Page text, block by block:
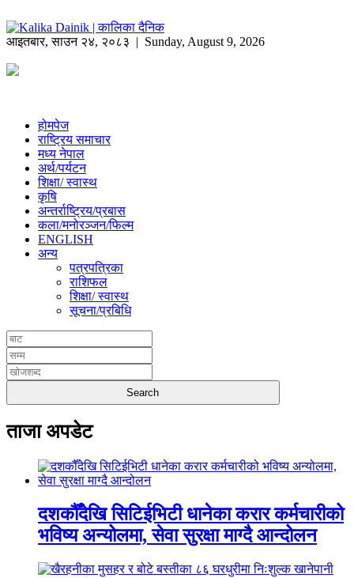
आइतबार,साउन २४, २०८३ | Sunday, August 9, 2026
होमपेज
राष्ट्रिय समाचार
मध्य नेपाल
अर्थ/पर्यटन
शिक्षा/ स्वास्थ
कृषि
अन्तर्राष्ट्रिय/प्रबास
कला/मनोरञ्जन/फिल्म
ENGLISH
अन्य
पत्रपत्रिका
राशिफल
शिक्षा/ स्वास्थ
सूचना/प्रबिधि
ताजा अपडेट
दशकौँदेखि सिटिईभिटी धानेका करार कर्मचारीको
भविष्य अन्योलमा, सेवा सुरक्षा माग्दै आन्दोलन